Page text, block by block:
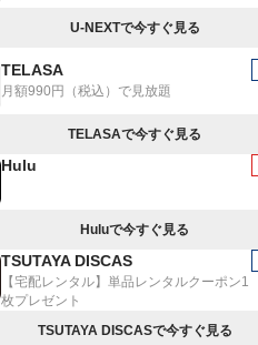
U-NEXTで今すぐ見る
TELASA
月額990円（税込）で見放題
TELASAで今すぐ見る
Hulu
Huluで今すぐ見る
TSUTAYA DISCAS
【宅配レンタル】単品レンタルクーポン1
枚プレゼント
TSUTAYA DISCASで今すぐ見る